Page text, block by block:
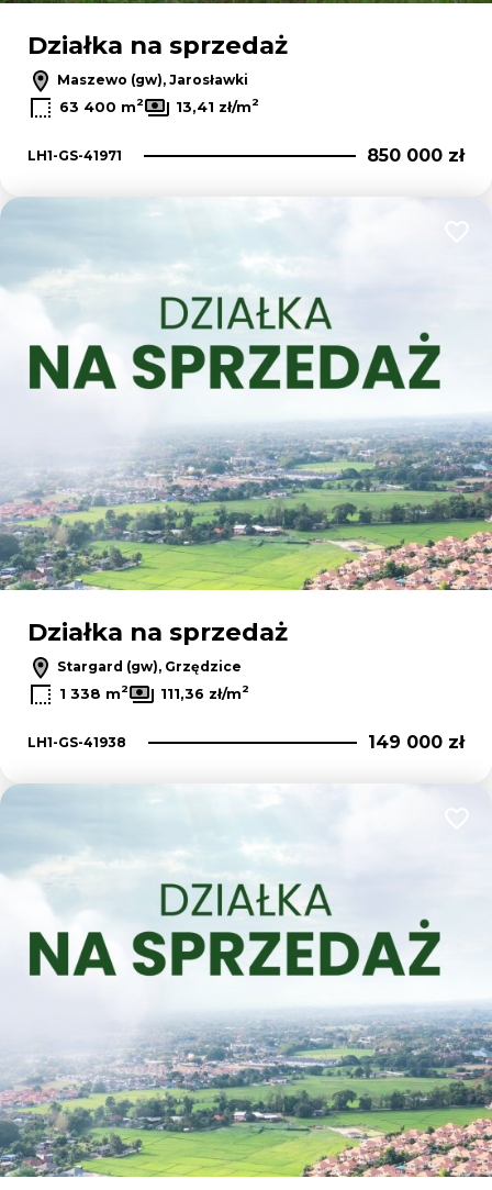
Działka na sprzedaż
Maszewo (gw), Jarosławki
63 400 m2 13,41 zł/m2
LH1-GS-41971 850 000 zł
Działka na sprzedaż
Stargard (gw), Grzędzice
1 338 m2 111,36 zł/m2
LH1-GS-41938 149 000 zł